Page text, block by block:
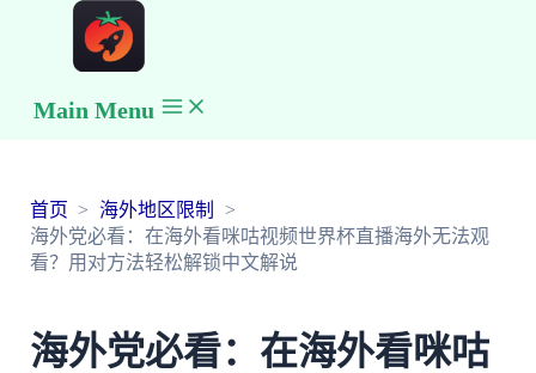
Main Menu
首页
海外地区限制
海外党必看：在海外看咪咕视频世界杯直播海外无法观
看？用对方法轻松解锁中文解说
海外党必看：在海外看咪咕